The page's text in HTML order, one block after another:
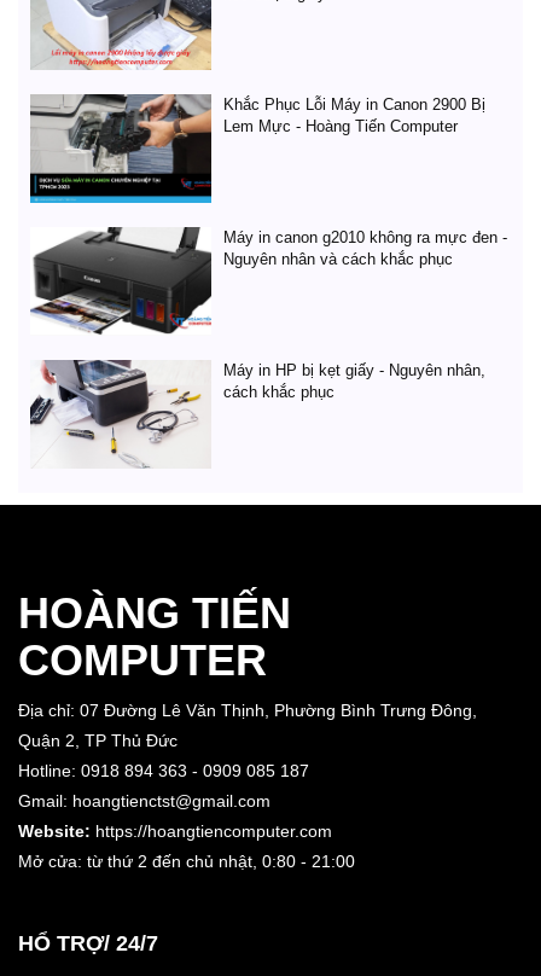
Khắc Phục Lỗi Máy in Canon 2900 Bị
Lem Mực - Hoàng Tiến Computer
Máy in canon g2010 không ra mực đen -
Nguyên nhân và cách khắc phục
Máy in HP bị kẹt giấy - Nguyên nhân,
cách khắc phục
HOÀNG TIẾN
COMPUTER
Địa chỉ: 07 Đường Lê Văn Thịnh, Phường Bình Trưng Đông,
Quận 2, TP Thủ Đức
Hotline: 0918 894 363 - 0909 085 187
Gmail: hoangtienctst@gmail.com
Website: https://hoangtiencomputer.com
Mở cửa: từ thứ 2 đến chủ nhật, 0:80 - 21:00
HỔ TRỢ/ 24/7